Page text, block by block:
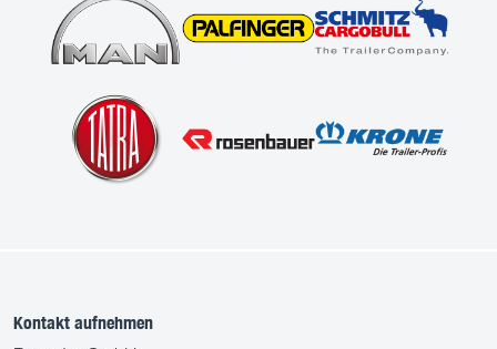
Kontakt aufnehmen